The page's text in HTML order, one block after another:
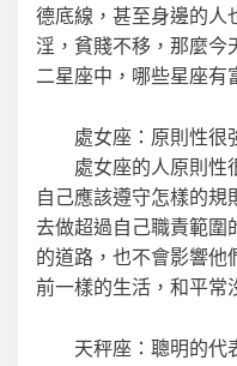
德底線，甚至身邊的人
淫，貧賤不移，那麼今
二星座中，哪些星座有
處女座：原則性很
處女座的人原則性
自己應該遵守怎樣的規
去做超過自己職責範圍
的道路，也不會影響他
前一樣的生活，和平常
天秤座：聰明的代